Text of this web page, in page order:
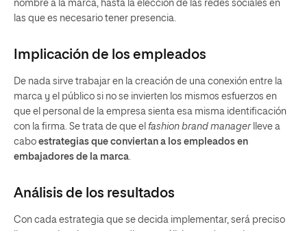
nombre a la marca, hasta la elección de las redes sociales en
las que es necesario tener presencia.
Implicación de los empleados
De nada sirve trabajar en la creación de una conexión entre la
marca y el público si no se invierten los mismos esfuerzos en
que el personal de la empresa sienta esa misma identificación
con la firma. Se trata de que el fashion brand managerlleve a
cabo estrategias que conviertan a los empleados en
embajadores de la marca.
Análisis de los resultados
Con cada estrategia que se decida implementar, será preciso